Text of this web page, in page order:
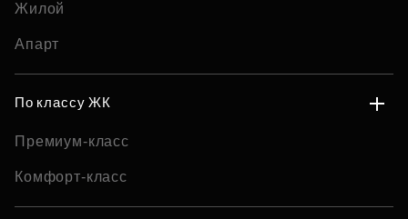
Жилой
Апарт
По классу ЖК
Премиум-класс
Комфорт-класс